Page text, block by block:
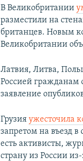
В Великобритании
разместили на
британцев. Новым
Великобритании
Латвия, Литва,
Россией гражданам
заявление
Грузияужесточила
запретом на въезд в
есть активисты,
страну из России